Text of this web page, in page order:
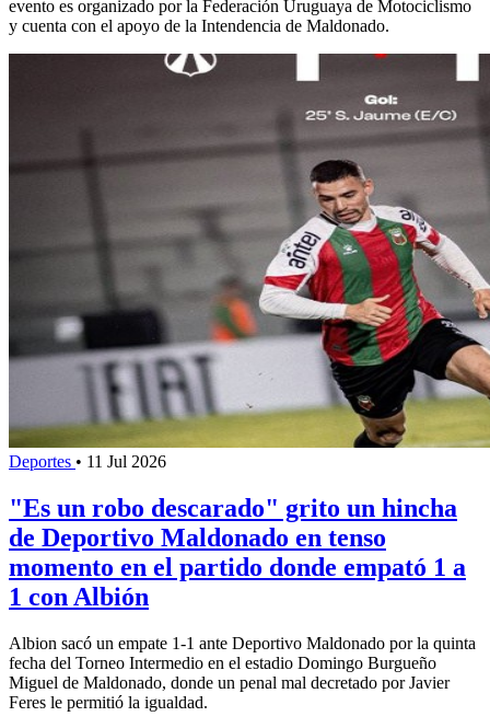
evento es organizado por la Federación Uruguaya de Motociclismo
y cuenta con el apoyo de la Intendencia de Maldonado.
Deportes • 11 Jul 2026
"Es un robo descarado" grito un hincha
de Deportivo Maldonado en tenso
momento en el partido donde empató 1 a
1 con Albión
Albion sacó un empate 1-1 ante Deportivo Maldonado por la quinta
fecha del Torneo Intermedio en el estadio Domingo Burgueño
Miguel de Maldonado, donde un penal mal decretado por Javier
Feres le permitió la igualdad.